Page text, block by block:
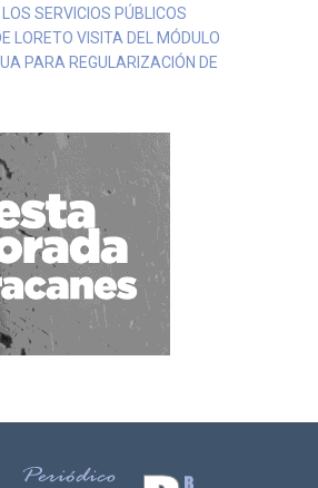
SERVICIOS PÚBLICOS
LORETO VISITA DEL MÓDULO
PARA REGULARIZACIÓN DE